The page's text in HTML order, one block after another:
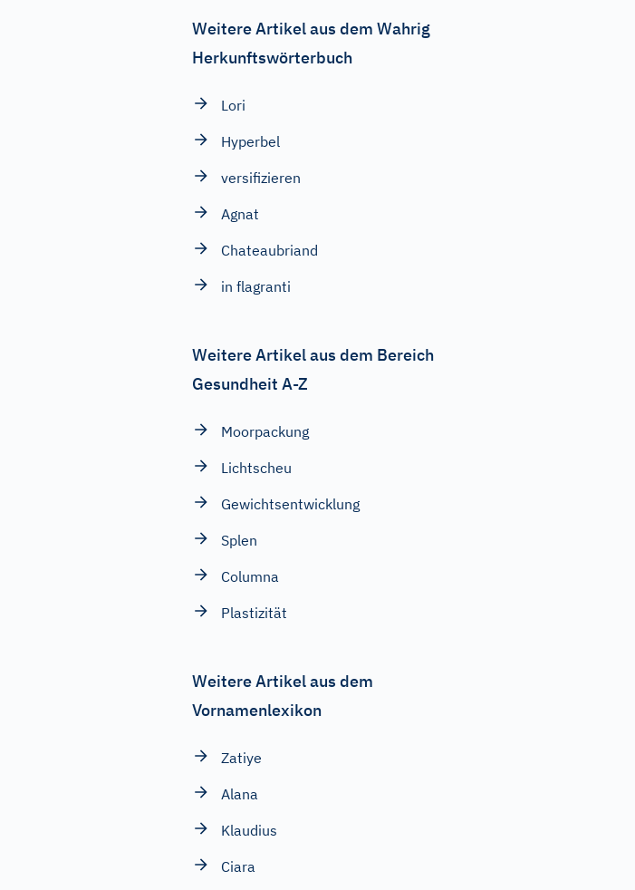
Weitere Artikel aus dem Wahrig
Herkunftswörterbuch
Lori
Hyperbel
versifizieren
Agnat
Chateaubriand
in flagranti
Weitere Artikel aus dem Bereich
Gesundheit A-Z
Moorpackung
Lichtscheu
Gewichtsentwicklung
Splen
Columna
Plastizität
Weitere Artikel aus dem
Vornamenlexikon
Zatiye
Alana
Klaudius
Ciara